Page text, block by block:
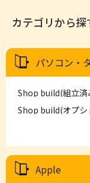
カテゴリから探
パソコン・
Shop build(組立済
Shop build(オプシ
Apple